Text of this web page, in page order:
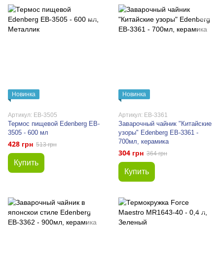
Новинка
Артикул: EB-3505
Термос пищевой Edenberg EB-
3505 - 600 мл
428 грн 513 грн
Купить
Новинка
Артикул: EB-3361
Заварочный чайник "Китайские
узоры" Edenberg EB-3361 -
700мл, керамика
304 грн 364 грн
Купить